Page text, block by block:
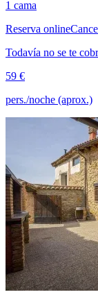
1 cama
Reserva online
Todavía no se te
59 €
pers./noche (aprox.)